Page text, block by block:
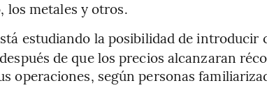
los metales y otros.
estudiando la posibilidad de introducir
de que los precios alcanzaran
operaciones, según personas